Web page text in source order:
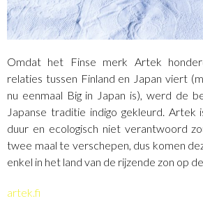
Omdat het Finse merk Artek
relaties tussen Finland en Japan viert
nu eenmaal Big in Japan is), werd de
Japanse traditie indigo gekleurd. Artek
duur en ecologisch niet verantwoord
twee maal te verschepen, dus komen
enkel in het land van de rijzende zon op
artek.fi